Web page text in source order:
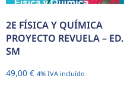
2E FÍSICA Y QUÍMICA
PROYECTO REVUELA – ED.
SM
49,00 € 4% IVA incluído